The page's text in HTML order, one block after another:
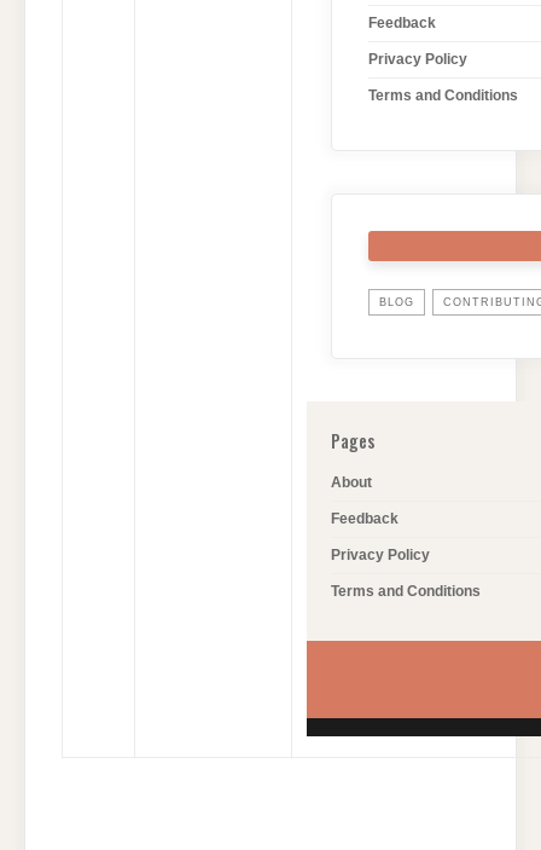
Feedback
Privacy Policy
Terms and Conditions
BLOG
Pages
About
Feedback
Privacy Policy
Terms and Conditions